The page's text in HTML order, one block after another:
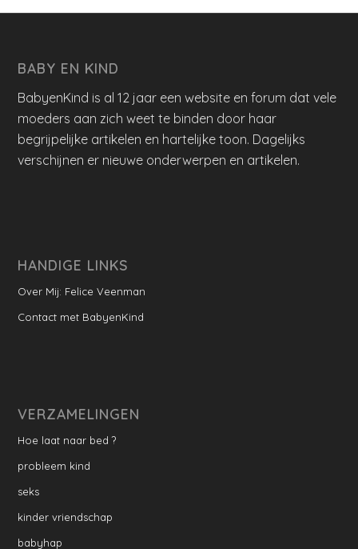
BABY EN KIND
BabyenKind is al 12 jaar een website en forum dat vele
moeders aan zich weet te binden door haar
begrijpelijke artikelen en hartelijke toon. Dagelijks
verschijnen er nieuwe onderwerpen en artikelen.
HANDIGE LINKS
Over Mij: Felice Veenman
Contact met BabyenKind
VERZAMELINGEN
Hoe laat naar bed ?
probleem kind
seks
kinder vriendschap
babyhap